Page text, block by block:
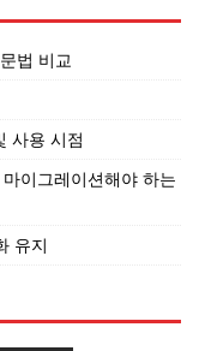
법 비교
사용 시점
이그레이션해야 하는
유지